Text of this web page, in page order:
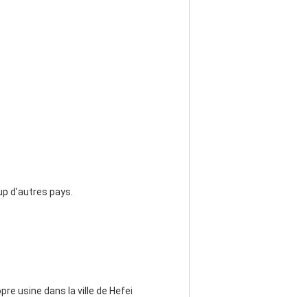
d'autres pays.
usine dans la ville de Hefei